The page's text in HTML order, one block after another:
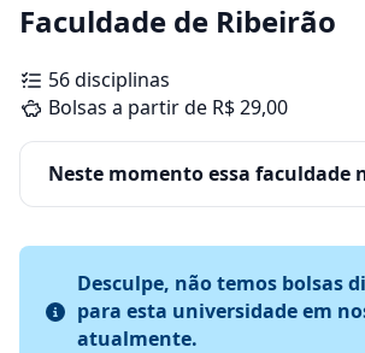
Faculdade de Ribeirão
56 disciplinas
Bolsas a partir de R$ 29,00
Neste momento essa faculdade
Desculpe, não temos bolsas
para esta universidade em
atualmente.